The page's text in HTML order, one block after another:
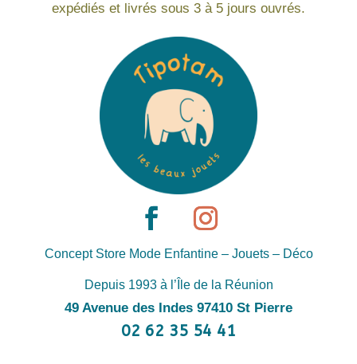
expédiés et livrés sous 3 à 5 jours ouvrés.
Concept Store Mode Enfantine – Jouets – Déco
Depuis 1993 à l’Île de la Réunion
49 Avenue des Indes 97410 St Pierre
02 62 35 54 41